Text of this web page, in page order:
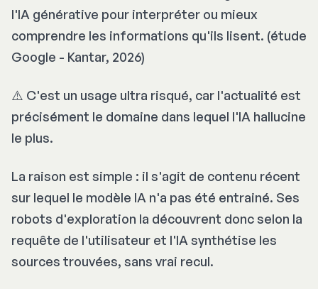
l'IA générative pour interpréter ou mieux
comprendre les informations qu'ils lisent. (étude
Google - Kantar, 2026)
⚠️ C'est un usage ultra risqué, car l'actualité est
précisément le domaine dans lequel l'IA hallucine
le plus.
La raison est simple : il s'agit de contenu récent
sur lequel le modèle IA n'a pas été entrainé. Ses
robots d'exploration la découvrent donc selon la
requête de l'utilisateur et l'IA synthétise les
sources trouvées, sans vrai recul.